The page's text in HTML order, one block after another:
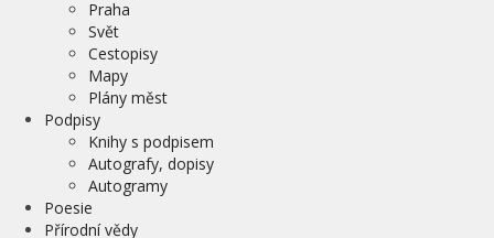
Praha
Svět
Cestopisy
Mapy
Plány měst
Podpisy
Knihy s podpisem
Autografy, dopisy
Autogramy
Poesie
Přírodní vědy